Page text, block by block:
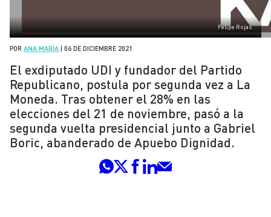
Felipe Rojas
POR ANA MARÍA 06 DE DICIEMBRE 2021
El exdiputado UDI y fundador del Partido
Republicano, postula por segunda vez a La
Moneda. Tras obtener el 28% en las
elecciones del 21 de noviembre, pasó a la
segunda vuelta presidencial junto a Gabriel
Boric, abanderado de Apuebo Dignidad.